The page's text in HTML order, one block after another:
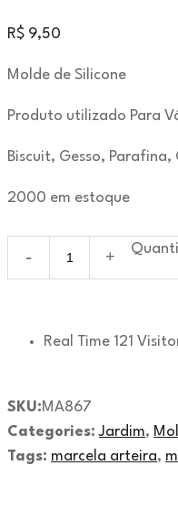
R$ 9,50
Molde de Silicone
Produto utilizado Para
Biscuit, Gesso,
2000 em estoque
Real Time 121
SKU:MA867
Categories: Jardim,
Tags: marcela arteira,